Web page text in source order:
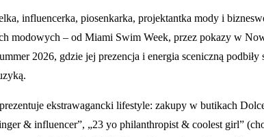
influencerka, piosenkarka, projektantka mody i
modowych – od Miami Swim Week, przez pokazy w
2026, gdzie jej prezencja i energia sceniczną
ekstrawagancki lifestyle: zakupy w butikach
& influencer”, „23 yo philanthropist & coolest girl”